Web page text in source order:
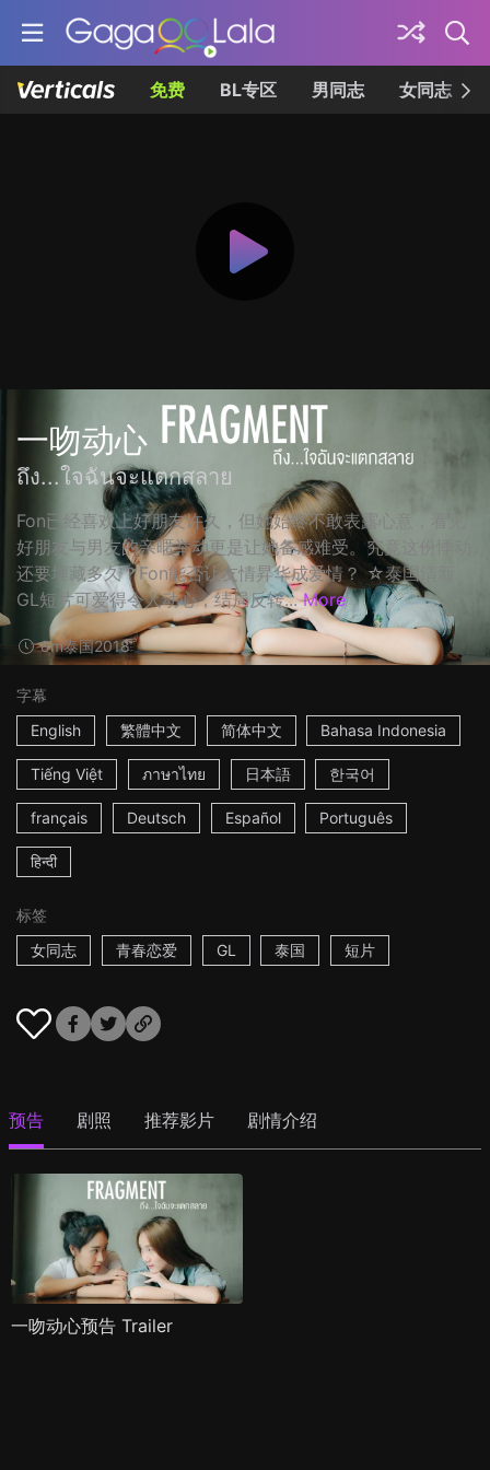
免费 BL专区 男同志 女同志
一吻动心
ถึง...ใจฉันจะแตกสลาย
Fon已经喜欢上好朋友许久，但她始终不敢表露心意，看见
好朋友与男友的亲暱举动更是让她备感难受。究竟这份悸动
还要埋藏多久？Fon能否让友情昇华成爱情？ ☆泰国清新
GL短片可爱得令人动心，结局反转... More
8m泰国2018
字幕
English
繁體中文 简体中文 Bahasa Indonesia
Tiếng Việt ภาษาไทย 日本語 한국어
français Deutsch Español Português
हिन्दी
标签
女同志
青春恋爱 GL 泰国 短片
预告 剧照 推荐影片 剧情介绍
一吻动心预告 Trailer